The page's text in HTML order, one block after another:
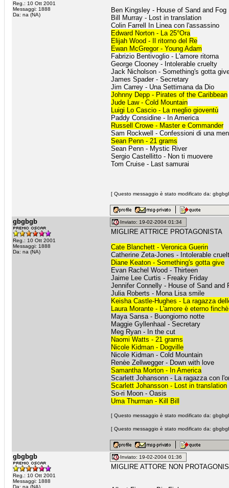
Reg.: 10 Ott 2001
Messaggi: 1888
Da: na (NA)
Ben Kingsley - House of Sand and Fog
Bill Murray - Lost in translation
Colin Farrell In Linea con l'assassino
Edward Norton - La 25°Ora
Elijah Wood - Il ritorno del Re
Ewan McGregor - Young Adam
Fabrizio Bentivoglio - L'amore ritorna
George Clooney - Intolerable cruelty
Jack Nicholson - Something's gotta
James Spader - Secretary
Jim Carrey - Una Settimana da Dio
Johnny Depp - Pirates of the Caribbean
Jude Law - Cold Mountain
Luigi Lo Cascio - La meglio gioventù
Paddy Considine - In America
Russell Crowe - Master e Commander
Sam Rockwell - Confessioni di una
Sean Penn - 21 grams
Sean Penn - Mystic River
Sergio Castellitto - Non ti muovere
Tom Cruise - Last samurai
[ Questo messaggio è stato modificato da:
gbgbgb
Reg.: 10 Ott 2001
Messaggi: 1888
Da: na (NA)
Inviato: 19-02-2004 01:34
MIGLIRE ATTRICE PROTAGONISTA
Cate Blanchett - Veronica Guerin
Catherine Zeta-Jones - Intolerable
Diane Keaton - Something's gotta give
Evan Rachel Wood - Thirteen
Jaime Lee Curtis - Freaky Friday
Jennifer Connelly - House of Sand and
Julia Roberts - Mona Lisa smile
Keisha Castle-Hughes - La ragazza
Laura Morante - L'amore è eterno
Maya Sansa - Buongiorno notte
Maggie Gyllenhaal - Secretary
Meg Ryan - In the cut
Naomi Watts - 21 grams
Nicole Kidman - Dogville
Nicole Kidman - Cold Mountain
Renèe Zellwegger - Down with love
Samantha Morton - In America
Scarlett Johansonn - La ragazza con
Scarlett Johansson - Lost in translation
So-ri Moon - Oasis
Uma Thurman - Kill Bill
[ Questo messaggio è stato modificato da:
[ Questo messaggio è stato modificato da:
gbgbgb
Reg.: 10 Ott 2001
Messaggi: 1888
Da: na (NA)
Inviato: 19-02-2004 01:36
MIGLIRE ATTORE NON